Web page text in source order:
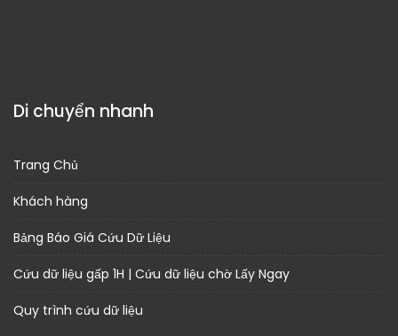
Di chuyển nhanh
Trang Chủ
Khách hàng
Bảng Báo Giá Cứu Dữ Liệu
Cứu dữ liệu gấp 1H | Cứu dữ liệu chờ Lấy Ngay
Quy trình cứu dữ liệu